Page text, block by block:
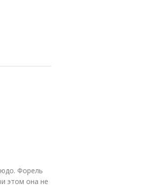
Форель
этом она не